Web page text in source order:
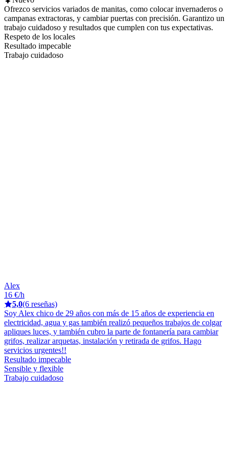
Ofrezco servicios variados de manitas, como colocar invernaderos o
campanas extractoras, y cambiar puertas con precisión. Garantizo un
trabajo cuidadoso y resultados que cumplen con tus expectativas.
Respeto de los locales
Resultado impecable
Trabajo cuidadoso
Alex
16 €/h
5,0(6 reseñas)
Soy Alex chico de 29 años con más de 15 años de experiencia en
electricidad, agua y gas también realizó pequeños trabajos de colgar
apliques luces, y también cubro la parte de fontanería para cambiar
grifos, realizar arquetas, instalación y retirada de grifos. Hago
servicios urgentes!!
Resultado impecable
Sensible y flexible
Trabajo cuidadoso